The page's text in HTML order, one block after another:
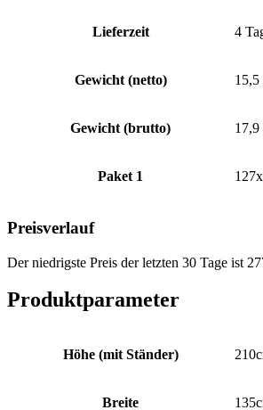
Lieferzeit 4
Gewicht (netto) 15,5
Gewicht (brutto) 17,9
Paket 1
Preisverlauf
Der niedrigste Preis der letzten 30 Tage ist
Produktparameter
Höhe (mit Ständer)
Breite